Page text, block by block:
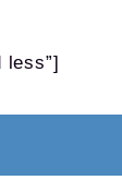
less”]